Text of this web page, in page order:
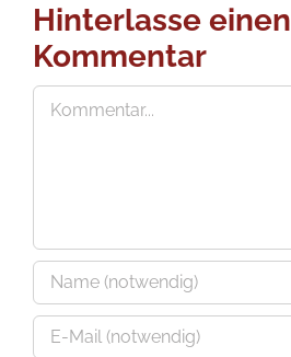
Hinterlasse einen
Kommentar
Kommentar